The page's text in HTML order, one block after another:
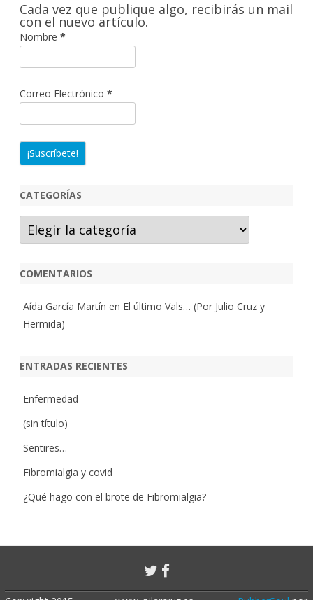
r
Cada vez que publique algo, recibirás un mail
con el nuevo artículo.
Nombre *
Correo Electrónico *
CATEGORÍAS
Categorías
COMENTARIOS
Aída García Martín en El último Vals… (Por Julio Cruz y
Hermida)
ENTRADAS RECIENTES
Enfermedad
(sin título)
Sentires…
Fibromialgia y covid
¿Qué hago con el brote de Fibromialgia?